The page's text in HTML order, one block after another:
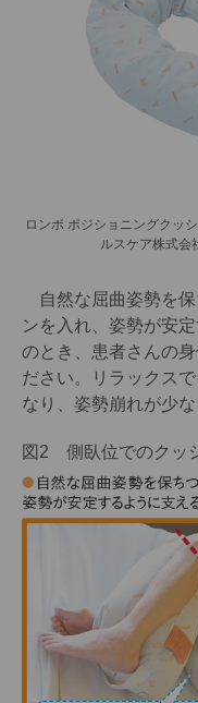
ロンボ ポジショニングクッ
ルスケア株式会
自然な屈曲姿勢を保
ンを入れ、姿勢が安
のとき、患者さんの
ださい。リラックス
なり、姿勢崩れが少な
図2 側臥位でのクッ